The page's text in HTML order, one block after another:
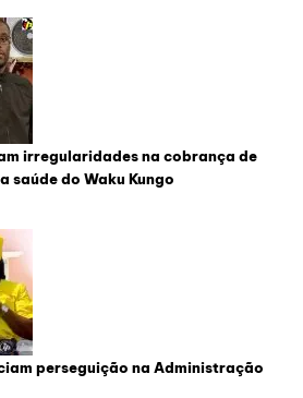
irregularidades na cobrança de
saúde do Waku Kungo
perseguição na Administração